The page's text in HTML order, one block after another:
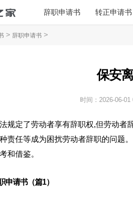
辞职申请书 转正申请书
> 辞职申请书 >
保安
时间： 2026-06-01
规定了劳动者享有辞职权,但劳动者
责任等成为困扰劳动者辞职的问题
和借鉴。
申请书（篇1）